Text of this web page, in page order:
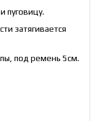
пуговицу.
затягивается
под ремень 5см.